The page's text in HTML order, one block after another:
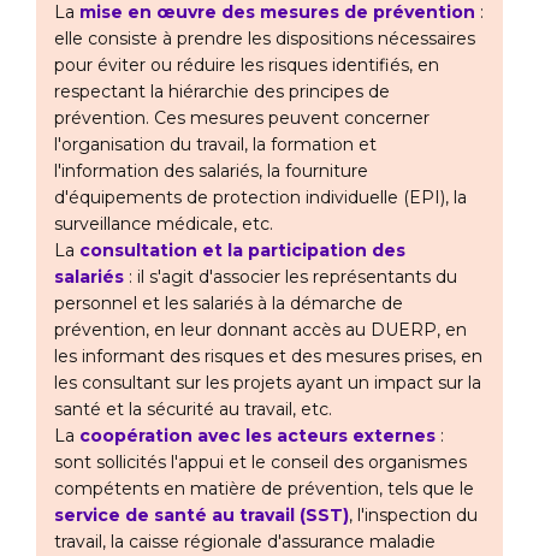
La mise en œuvre des mesures de prévention :
elle consiste à prendre les dispositions nécessaires
pour éviter ou réduire les risques identifiés, en
respectant la hiérarchie des principes de
prévention. Ces mesures peuvent concerner
l'organisation du travail, la formation et
l'information des salariés, la fourniture
d'équipements de protection individuelle (EPI), la
surveillance médicale, etc.
La consultation et la participation des
salariés : il s'agit d'associer les représentants du
personnel et les salariés à la démarche de
prévention, en leur donnant accès au DUERP, en
les informant des risques et des mesures prises, en
les consultant sur les projets ayant un impact sur la
santé et la sécurité au travail, etc.
La coopération avec les acteurs externes :
sont sollicités l'appui et le conseil des organismes
compétents en matière de prévention, tels que le
service de santé au travail (SST), l'inspection du
travail, la caisse régionale d'assurance maladie